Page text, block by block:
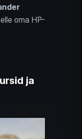
oma HP-
ja